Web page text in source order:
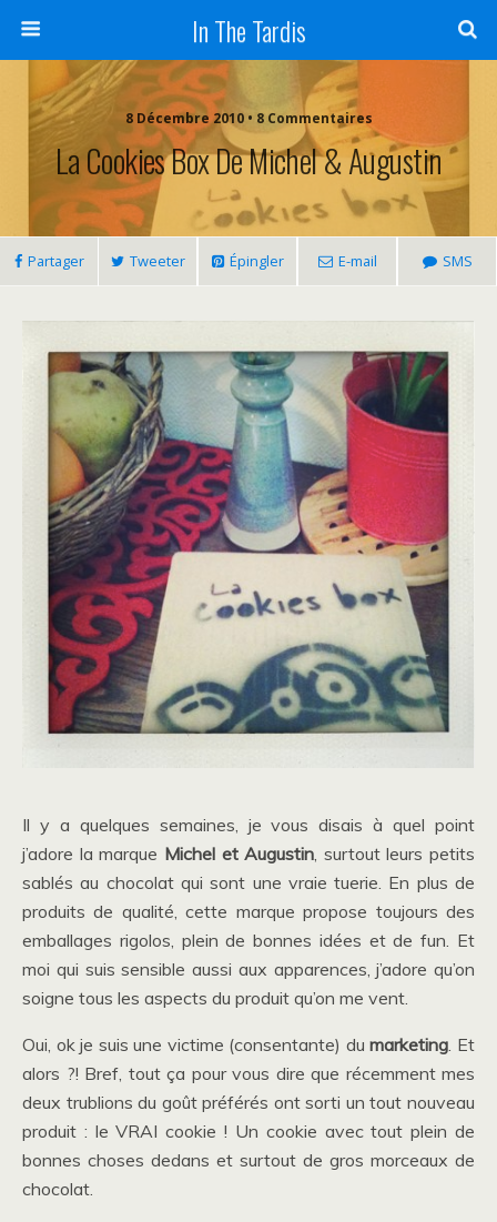
In The Tardis
8 Décembre 2010 • 8 Commentaires
La Cookies Box De Michel & Augustin
Partager Tweeter Épingler E-mail SMS
Il y a quelques semaines, je vous disais à quel point
j’adore la marque Michel et Augustin , surtout leurs petits
sablés au chocolat qui sont une vraie tuerie. En plus de
produits de qualité, cette marque propose toujours des
emballages rigolos, plein de bonnes idées et de fun. Et
moi qui suis sensible aussi aux apparences, j’adore qu’on
soigne tous les aspects du produit qu’on me vent.
Oui, ok je suis une victime (consentante) dumarketing . Et
alors ?! Bref, tout ça pour vous dire que récemment mes
deux trublions du goût préférés ont sorti un tout nouveau
produit : le VRAI cookie ! Un cookie avec tout plein de
bonnes choses dedans et surtout de gros morceaux de
chocolat.